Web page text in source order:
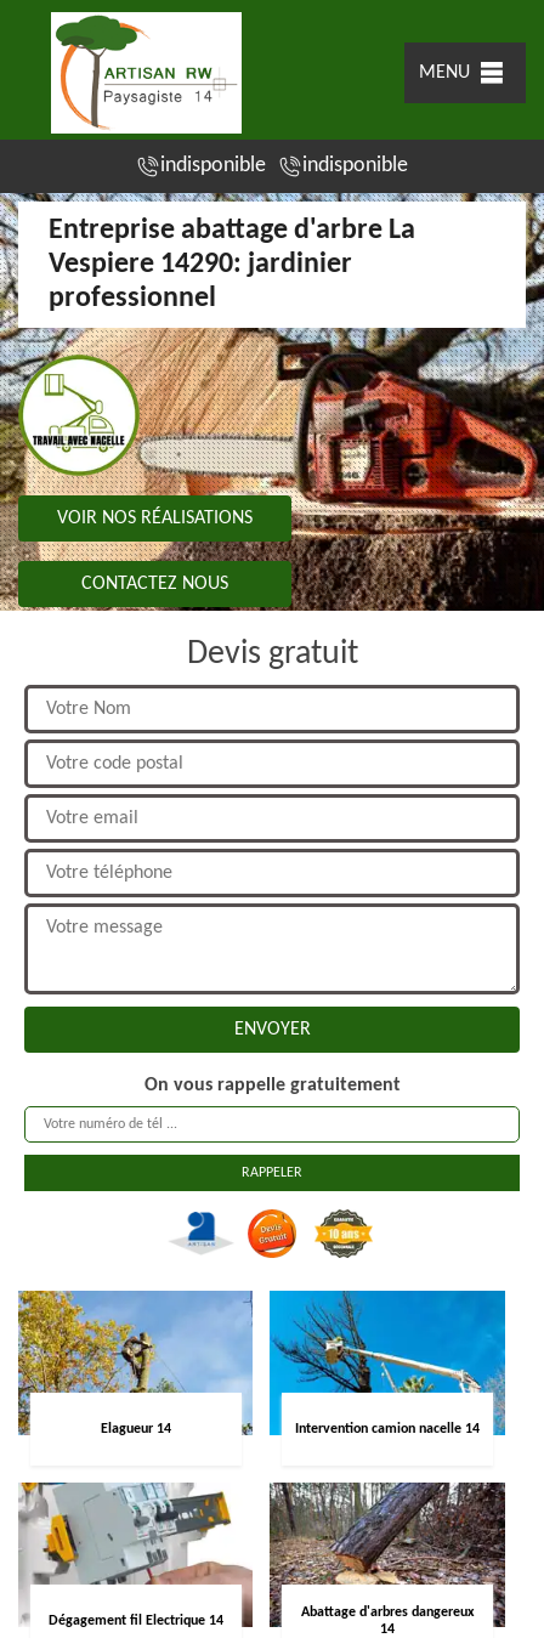
MENU
indisponible indisponible
Entreprise abattage d'arbre La
Vespiere 14290: jardinier
professionnel
VOIR NOS RÉALISATIONS
CONTACTEZ NOUS
Devis gratuit
On vous rappelle gratuitement
Elagueur 14 Intervention camion nacelle 14
Dégagement fil Electrique 14
Abattage d'arbres dangereux
14